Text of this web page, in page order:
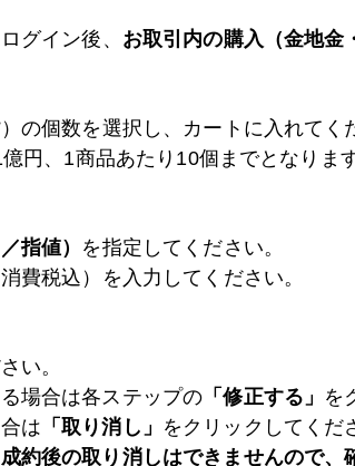
グイン後、 お取引内の購入（金地金
の個数を選択し、カートに入れてく
円、1商品あたり10個までとなります
指値） を指定してください。
費税込）を入力してください。
い。
場合は各ステップの 「修正する」 を
は 「取り消し」 をクリックしてくだ
約後の取り消しはできませんので、